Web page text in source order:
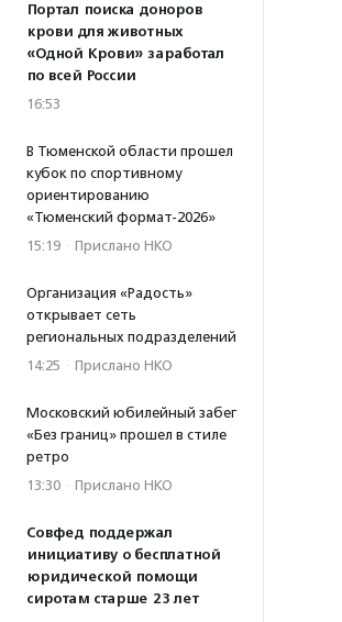
Портал поиска доноров
крови для животных
«Одной Крови» заработал
по всей России
16:53
В Тюменской области прошел
кубок по спортивному
ориентированию
«Тюменский формат-2026»
15:19 · Прислано НКО
Организация «Радость»
открывает сеть
региональных подразделений
14:25 · Прислано НКО
Московский юбилейный забег
«Без границ» прошел в стиле
ретро
13:30 · Прислано НКО
Совфед поддержал
инициативу о бесплатной
юридической помощи
сиротам старше 23 лет